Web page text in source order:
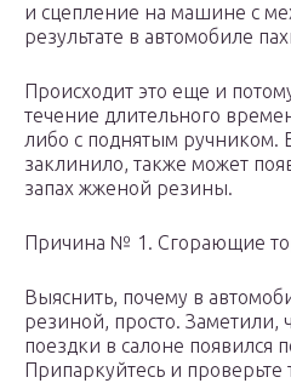
и сцепление на машине с
результате в автомобиле
Происходит это еще и
течение длительного
либо с поднятым ручником.
заклинило, также может
запах жженой резины.
Причина № 1. Сгорающие
Выяснить, почему в
резиной, просто. Заметили,
поездки в салоне появился
Припаркуйтесь и